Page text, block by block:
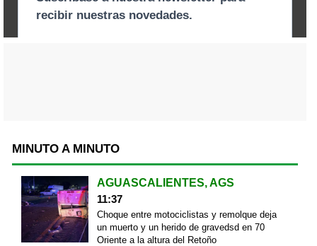
MINUTO A MINUTO
AGUASCALIENTES, AGS
11:37
Choque entre motociclistas y remolque deja
un muerto y un herido de gravedsd en 70
Oriente a la altura del Retoño